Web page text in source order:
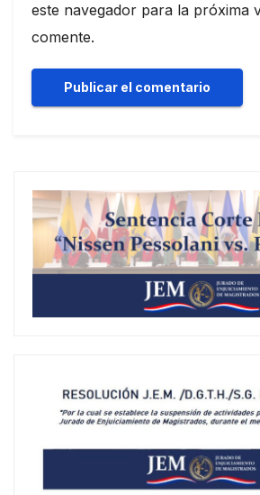
este navegador para la próxima
comente.